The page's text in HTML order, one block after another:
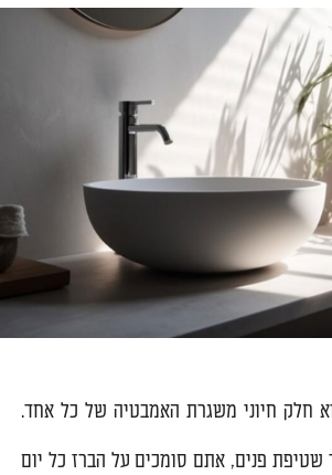
חלק חיוני משגרת האמבטיה של כל אחד.
שטיפת פנים, אתם סומכים על הברז כל יום